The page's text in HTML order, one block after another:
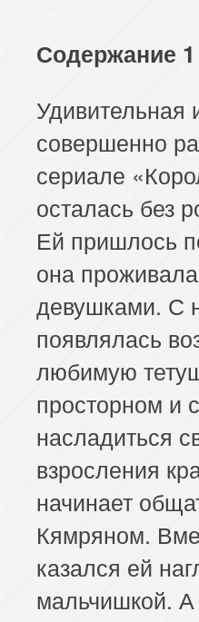
Содержание 1
Удивительная
совершенно
сериале
осталась без
Ей пришлось
она
девушками. С
появлялась
любимую
просторном и
насладиться
взросления
начинает
Кямряном.
казался ей
мальчишкой.